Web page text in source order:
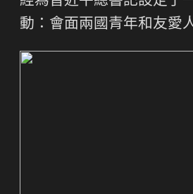
動：會面兩國青年和友愛